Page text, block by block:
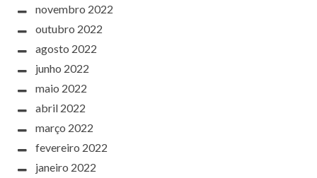
novembro 2022
outubro 2022
agosto 2022
junho 2022
maio 2022
abril 2022
março 2022
fevereiro 2022
janeiro 2022